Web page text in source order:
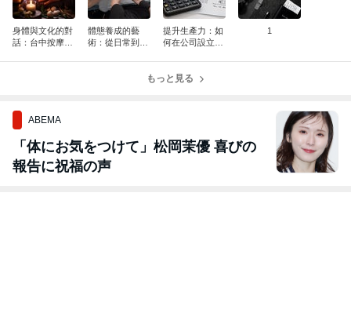
身體與文化的對
話：台中按摩文
體態養成的藝
術：從日常到按
提升生產力：如
何在公司設立過
1
もっと見る
ABEMA
「体にお気をつけて」松岡茉優 喜びの
報告に祝福の声